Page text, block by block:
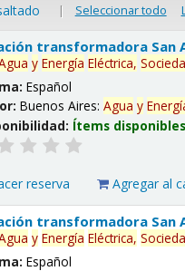
| Seleccionar todo
transformadora San
y Energía Eléctrica,
Español
Buenos Aires:Agua y
Ítems
reserva Agregar al
transformadora San
y Energía Eléctrica,
Español